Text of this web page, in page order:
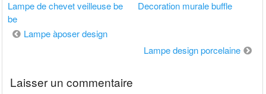
Lampe de chevet veilleuse be
be
Decoration murale buffle
Navigation
Lampe àposer design
Lampe design porcelaine
Laisser un commentaire